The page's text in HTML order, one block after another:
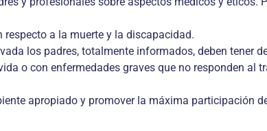
a la muerte y la discapa­cidad.
los padres, totalmente informa­dos, deben tener
o con enferme­dades graves que no responden al
apropiado y promover la máxi­ma participación